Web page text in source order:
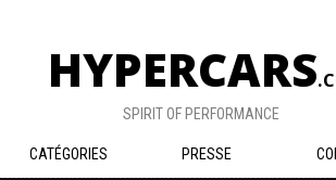
HYPERCARS
SPIRIT OF PERFORMANCE
CATÉGORIES PRESSE